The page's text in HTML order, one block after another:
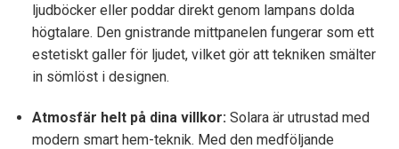
ljudböcker eller poddar direkt genom lampans dolda
högtalare. Den gnistrande mittpanelen fungerar som ett
estetiskt galler för ljudet, vilket gör att tekniken smälter
in sömlöst i designen.
Atmosfär helt på dina villkor: Solara är utrustad med
modern smart hem-teknik. Med den medföljande